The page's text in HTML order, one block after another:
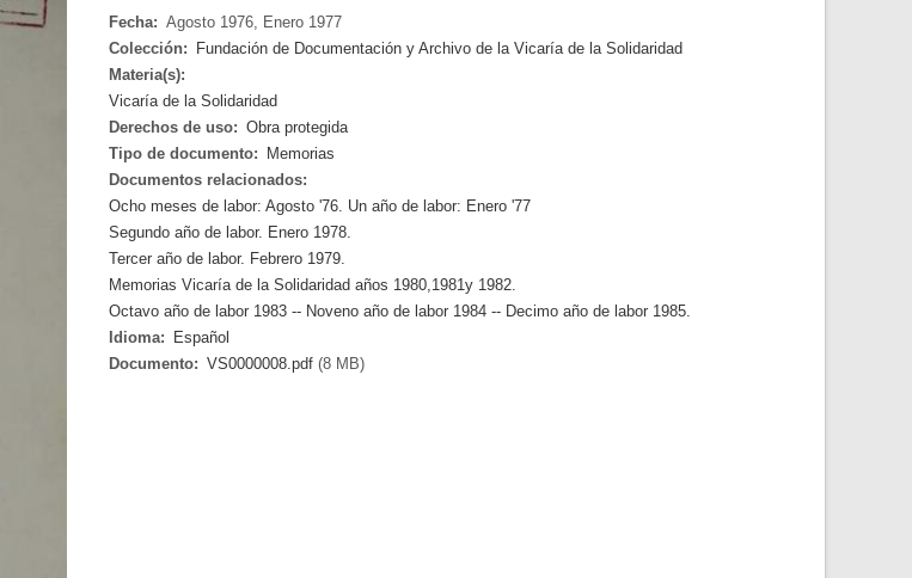
Fecha: Agosto 1976, Enero 1977
Colección:
Fundación de Documentación y Archivo de la Vicaría de la Solidaridad
Materia(s):
Vicaría de la Solidaridad
Derechos de uso: Obra protegida
Tipo de documento:
Memorias
Documentos relacionados:
Ocho meses de labor: Agosto '76. Un año de labor: Enero '77
Segundo año de labor. Enero 1978.
Tercer año de labor. Febrero 1979.
Memorias Vicaría de la Solidaridad años 1980,1981y 1982.
Octavo año de labor 1983 -- Noveno año de labor 1984 -- Decimo año de labor 1985.
Idioma:
Español
Documento: VS0000008.pdf (8 MB)